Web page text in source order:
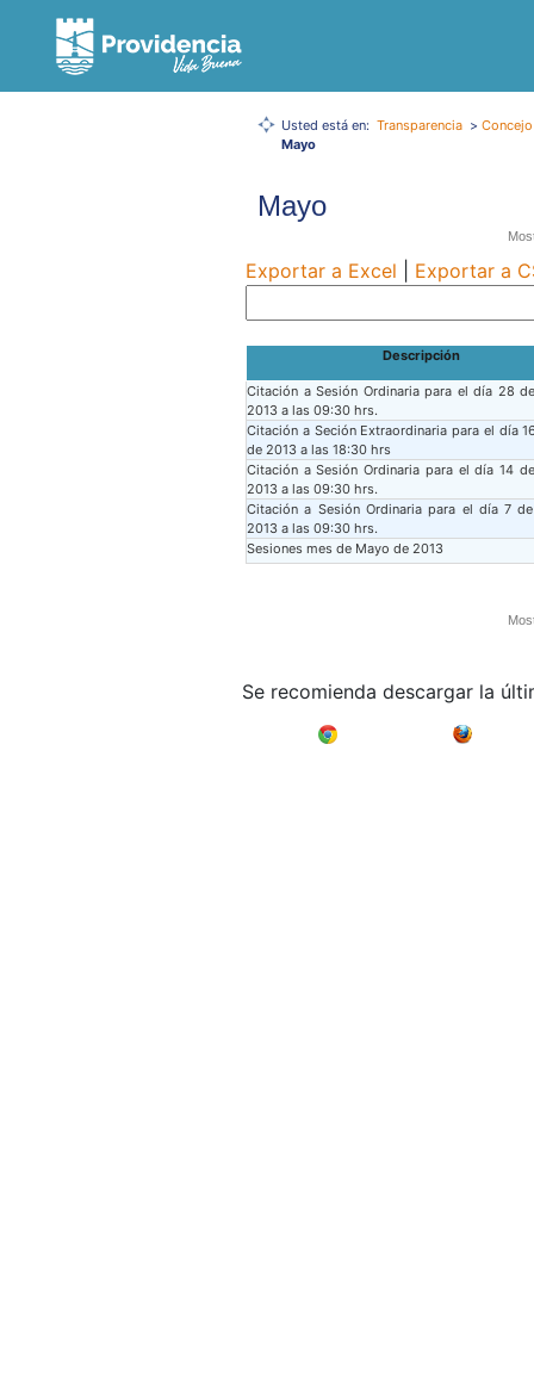
Usted está en: Transparencia >
Mayo
Mayo
Exportar a Excel Exportar a
Descripción
Citación a Sesión Ordinaria para el día 28
2013 a las 09:30 hrs.
Citación a Seción Extraordinaria para el día
de 2013 a las 18:30 hrs
Citación a Sesión Ordinaria para el día 14
2013 a las 09:30 hrs.
Citación a Sesión Ordinaria para el día 7
2013 a las 09:30 hrs.
Sesiones mes de Mayo de 2013
Se recomienda descargar la